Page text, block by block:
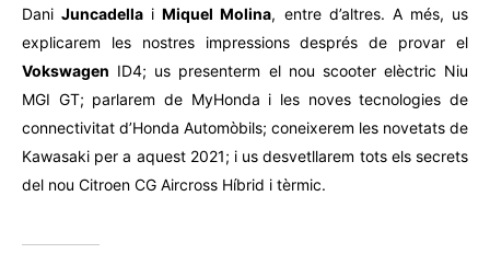
DaniJuncadella iMiquel Molina, entre d’altres. A més, us
explicarem les nostres impressions després de provar el
Vokswagen ID4; us presenterm el nou scooter elèctric Niu
MGI GT; parlarem de MyHonda i les noves tecnologies de
connectivitat d’Honda Automòbils; coneixerem les novetats de
Kawasaki per a aquest 2021; i us desvetllarem tots els secrets
del nou Citroen CG Aircross Híbrid i tèrmic.